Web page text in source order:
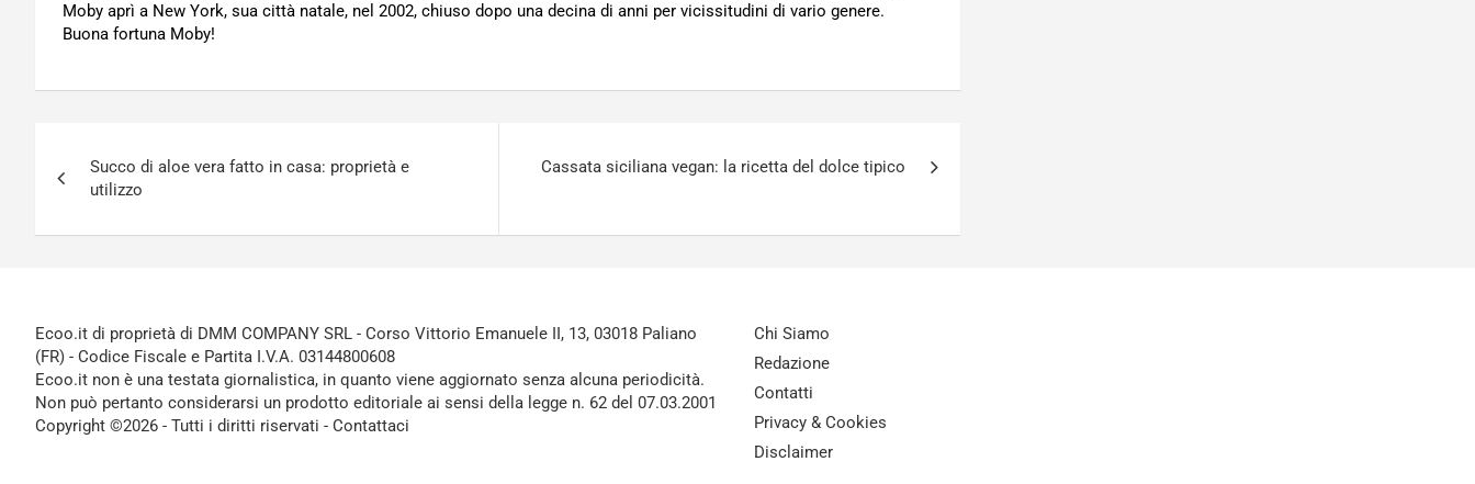
Moby aprì a New York, sua città natale, nel 2002, chiuso dopo una decina di anni per vicissitudini di vario genere.
Buona fortuna Moby!
articoli
Succo di aloe vera fatto in casa: proprietà e
utilizzo
Cassata siciliana vegan: la ricetta del dolce tipico
Ecoo.it di proprietà di DMM COMPANY SRL - Corso Vittorio Emanuele II, 13, 03018 Paliano
(FR) - Codice Fiscale e Partita I.V.A. 03144800608
Ecoo.it non è una testata giornalistica, in quanto viene aggiornato senza alcuna periodicità.
Non può pertanto considerarsi un prodotto editoriale ai sensi della legge n. 62 del 07.03.2001
Copyright ©2026 - Tutti i diritti riservati - Contattaci
Chi Siamo
Redazione
Contatti
Privacy & Cookies
Disclaimer